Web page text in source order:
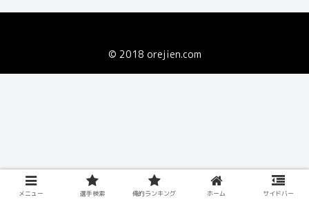
© 2018 orejien.com
メニュー 選手検索 俺的ランキング ホーム サイドバー